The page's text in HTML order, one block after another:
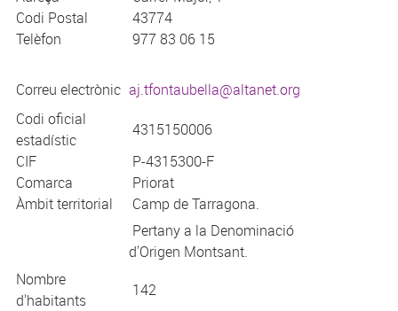
Codi Postal
43774
Telèfon
977 83 06 15
Correu electrònic aj.tfontaubella@altanet.org
Codi oficial
estadístic
4315150006
CIF
P-4315300-F
Comarca
Priorat
Àmbit territorial
Camp de Tarragona.
Pertany a la Denominació
d'Origen Montsant.
Nombre
d'habitants
142